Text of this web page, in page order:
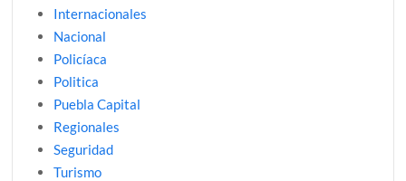
Internacionales
Nacional
Policíaca
Politica
Puebla Capital
Regionales
Seguridad
Turismo